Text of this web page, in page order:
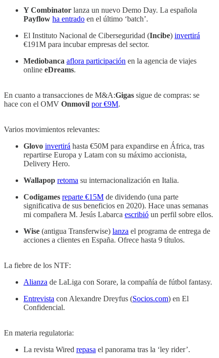
Y Combinator lanza un nuevo Demo Day. La española
Payflow ha entrado en el último ‘batch’.
El Instituto Nacional de Ciberseguridad (Incibe) invertirá
€191M para incubar empresas del sector.
Mediobanca aflora participación en la agencia de viajes
online eDreams.
En cuanto a transacciones de M&A:Gigas sigue de compras: se
hace con el OMV Onmovil por €9M.
Varios movimientos relevantes:
Glovo invertirá hasta €50M para expandirse en África, tras
repartirse Europa y Latam con su máximo accionista,
Delivery Hero.
Wallapop retoma su internacionalización en Italia.
Codigames reparte €15M de dividendo (una parte
significativa de sus beneficios en 2020). Hace unas semanas
mi compañera M. Jesús Labarca escribió un perfil sobre ellos.
Wise (antigua Transferwise) lanza el programa de entrega de
acciones a clientes en España. Ofrece hasta 9 títulos.
La fiebre de los NTF:
Alianza de LaLiga con Sorare, la compañía de fútbol fantasy.
Entrevista con Alexandre Dreyfus (Socios.com) en El
Confidencial.
En materia regulatoria:
La revista Wired repasa el panorama tras la ‘ley rider’.